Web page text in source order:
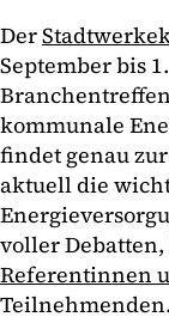
Der
September bis
kommunale
findet genau
aktuell die
voller
Referentinnen
Teilnehmenden.